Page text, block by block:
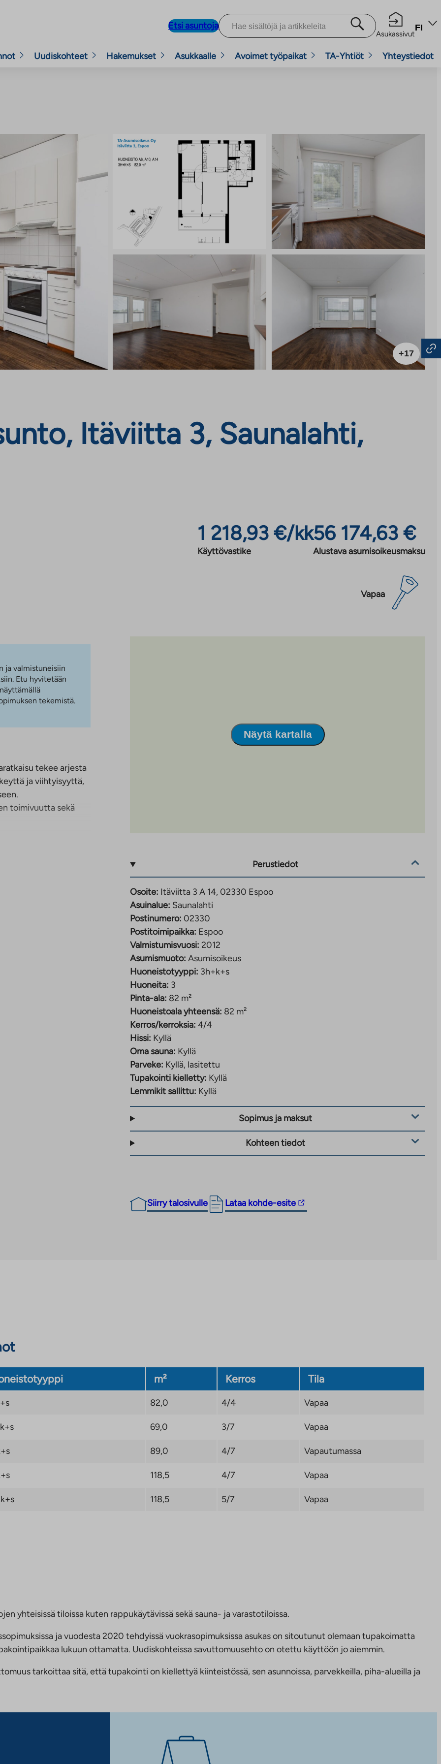
Etsi asuntoja
Asukassivut
FI
Uudiskohteet Hakemukset Asukkaalle Avoimet työpaikat TA-Yhtiöt Yhteystiedot
+17
Itäviitta 3, Saunalahti,
1 218,93 €/kk
Käyttövastike
56 174,63 €
Alustava asumisoikeusmaksu
Vapaa
ja valmistuneisiin
Etu hyvitetään
tekemistä.
tekee arjesta
ja viihtyisyyttä,
toimivuutta sekä
Lastentalossa, johon
ja Lippulaivan
Näytä kartalla
Perustiedot
Osoite: Itäviitta 3 A 14, 02330 Espoo
Asuinalue: Saunalahti
Postinumero: 02330
Postitoimipaikka: Espoo
Valmistumisvuosi: 2012
Asumismuoto: Asumisoikeus
Huoneistotyyppi: 3h+k+s
Huoneita: 3
Pinta-ala: 82 m²
Huoneistoala yhteensä: 82 m²
Kerros/kerroksia: 4/4
Hissi: Kyllä
Oma sauna: Kyllä
Parveke: Kyllä, lasitettu
Tupakointi kielletty: Kyllä
Lemmikit sallittu: Kyllä
Sopimus ja maksut
Kohteen tiedot
Siirry talosivulle Lataa kohde-esite
Linkki
vie
m² Kerros Tila
82,0 4/4 Vapaa
69,0 3/7 Vapaa
89,0 4/7 Vapautumassa
118,5 4/7 Vapaa
118,5 5/7 Vapaa
yhteisissä tiloissa kuten rappukäytävissä sekä sauna- ja varastotiloissa.
ja vuodesta 2020 tehdyissä vuokrasopimuksissa asukas on sitoutunut olemaan tupakoimatta
lukuun ottamatta. Uudiskohteissa savuttomuusehto on otettu käyttöön jo aiemmin.
tarkoittaa sitä, että tupakointi on kiellettyä kiinteistössä, sen asunnoissa, parvekkeilla, piha-alueilla ja